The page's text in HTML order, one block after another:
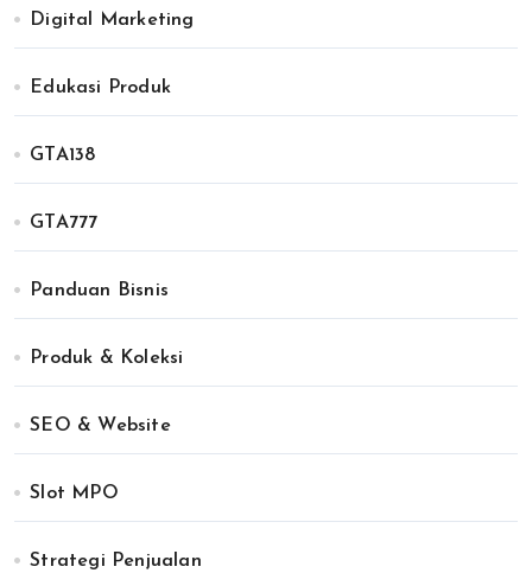
Digital Marketing
Edukasi Produk
GTA138
GTA777
Panduan Bisnis
Produk & Koleksi
SEO & Website
Slot MPO
Strategi Penjualan